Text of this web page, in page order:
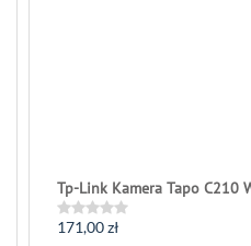
Tp-Link Kamera Tapo C210
Rated
171,00zł